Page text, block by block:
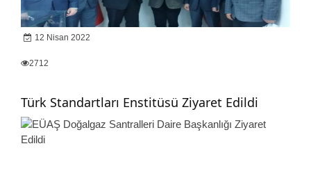
12 Nisan 2022
2712
Türk Standartları Enstitüsü Ziyaret Edildi